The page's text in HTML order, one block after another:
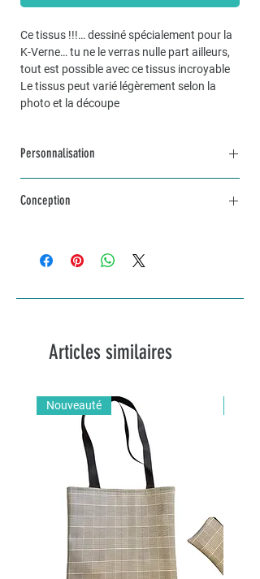
Ce tissus !!!… dessiné spécialement pour la
K-Verne… tu ne le verras nulle part ailleurs,
tout est possible avec ce tissus incroyable
Le tissus peut varié légèrement selon la
photo et la découpe
Personnalisation
et sur mesure, n’hésitez pas à me contacter
Conception
envies dans un délai d'une à deux semaines
selon stock disponible
Articles similaires
Nouveauté